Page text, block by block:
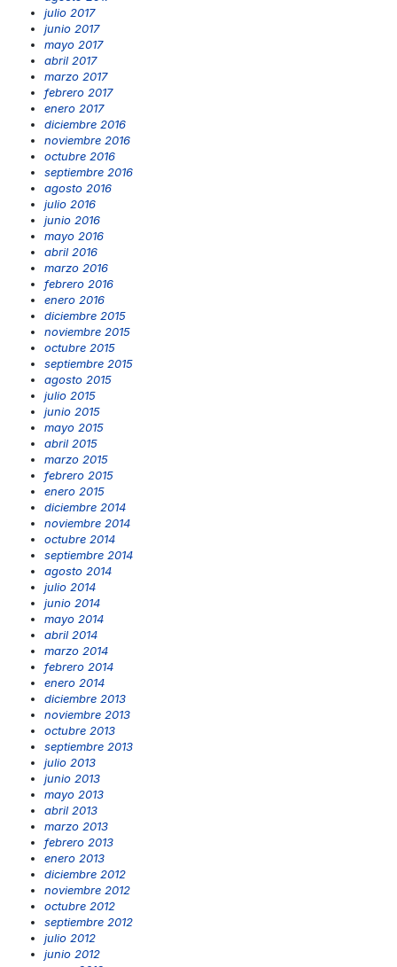
julio 2017
junio 2017
mayo 2017
abril 2017
marzo 2017
febrero 2017
enero 2017
diciembre 2016
noviembre 2016
octubre 2016
septiembre 2016
agosto 2016
julio 2016
junio 2016
mayo 2016
abril 2016
marzo 2016
febrero 2016
enero 2016
diciembre 2015
noviembre 2015
octubre 2015
septiembre 2015
agosto 2015
julio 2015
junio 2015
mayo 2015
abril 2015
marzo 2015
febrero 2015
enero 2015
diciembre 2014
noviembre 2014
octubre 2014
septiembre 2014
agosto 2014
julio 2014
junio 2014
mayo 2014
abril 2014
marzo 2014
febrero 2014
enero 2014
diciembre 2013
noviembre 2013
octubre 2013
septiembre 2013
julio 2013
junio 2013
mayo 2013
abril 2013
marzo 2013
febrero 2013
enero 2013
diciembre 2012
noviembre 2012
octubre 2012
septiembre 2012
julio 2012
junio 2012